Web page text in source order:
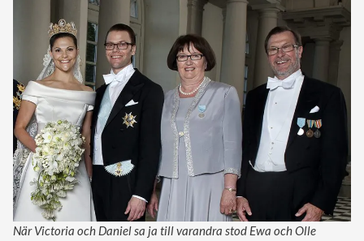
När Victoria och Daniel sa ja till varandra stod Ewa och Olle